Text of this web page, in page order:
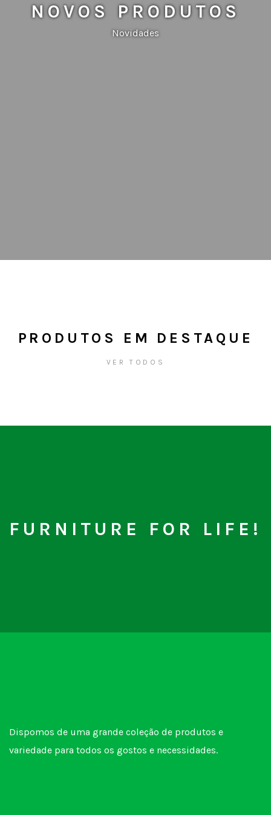
NOVOS PRODUTOS
Novidades
PRODUTOS EM DESTAQUE
VER TODOS
FURNITURE FOR LIFE!
Dispomos de uma grande coleção de produtos e
variedade para todos os gostos e necessidades.